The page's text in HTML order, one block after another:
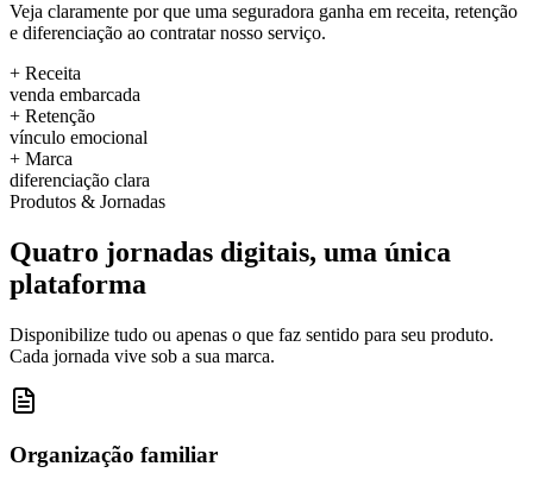
Veja claramente por que uma seguradora ganha em receita, retenção
e diferenciação ao contratar nosso serviço.
+ Receita
venda embarcada
+ Retenção
vínculo emocional
+ Marca
diferenciação clara
Produtos & Jornadas
Quatro jornadas digitais, uma única
plataforma
Disponibilize tudo ou apenas o que faz sentido para seu produto.
Cada jornada vive sob a sua marca.
Organização familiar